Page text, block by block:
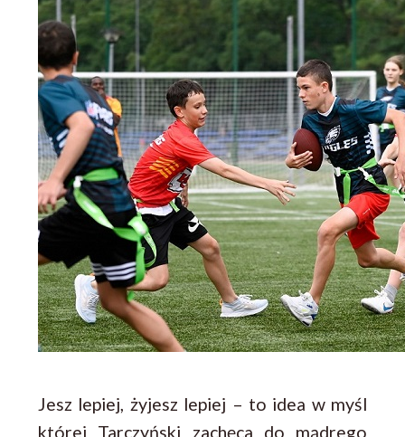
Jesz lepiej, żyjesz lepiej – to idea w myśl
której Tarczyński zachęca do mądrego